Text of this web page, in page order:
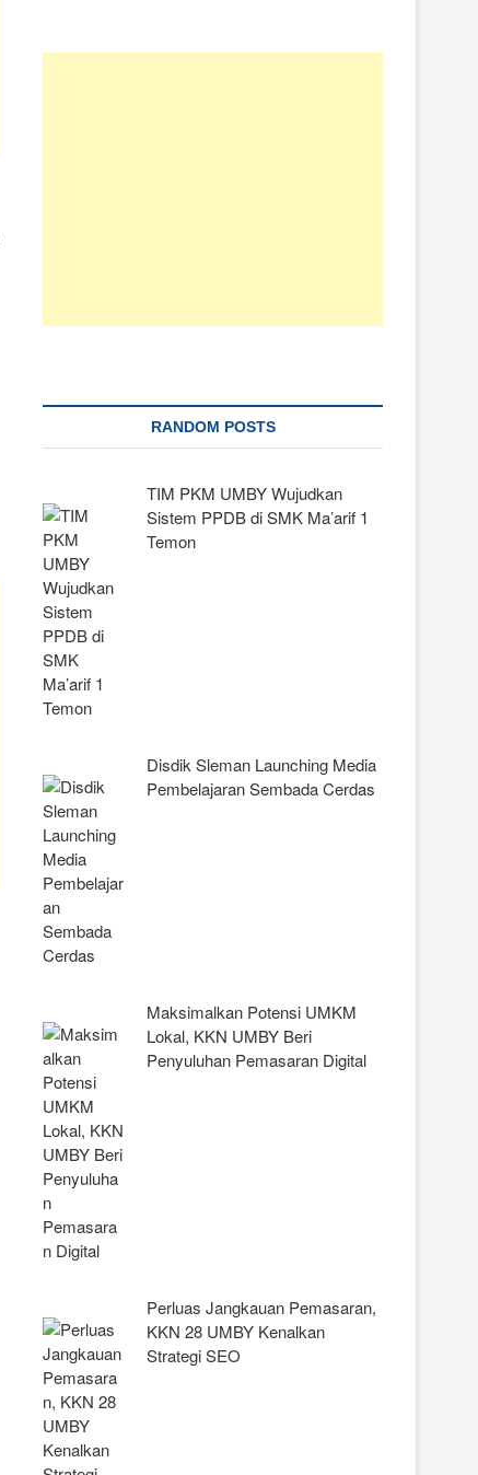
RANDOM POSTS
TIM PKM UMBY Wujudkan
Sistem PPDB di SMK Ma’arif 1
Temon
Disdik Sleman Launching Media
Pembelajaran Sembada Cerdas
Maksimalkan Potensi UMKM
Lokal, KKN UMBY Beri
Penyuluhan Pemasaran Digital
Perluas Jangkauan Pemasaran,
KKN 28 UMBY Kenalkan
Strategi SEO